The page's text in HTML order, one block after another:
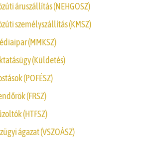
áruszállítás (NEHGOSZ)
személyszállítás (KMSZ)
(MMKSZ)
(Küldetés)
(POFÉSZ)
(FRSZ)
(HTFSZ)
ágazat (VSZOÁSZ)